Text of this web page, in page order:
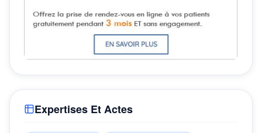
Expertises Et Actes